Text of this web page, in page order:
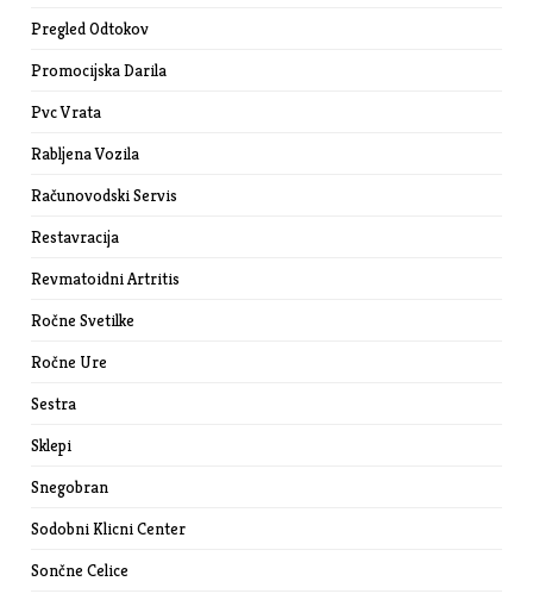
Pregled Odtokov
Promocijska Darila
Pvc Vrata
Rabljena Vozila
Računovodski Servis
Restavracija
Revmatoidni Artritis
Ročne Svetilke
Ročne Ure
Sestra
Sklepi
Snegobran
Sodobni Klicni Center
Sončne Celice